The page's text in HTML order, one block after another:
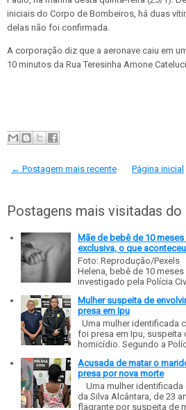
iniciais do Corpo de Bombeiros, há duas
delas não foi confirmada.
A corporação diz que a aeronave caiu em
10 minutos da Rua Teresinha Arnone
← Postagem mais recente Página inicial
Postagens mais visitadas do
Mãe de bebê de 10
exclusiva, o que
Foto: Reprodução/Pexels
Helena, bebê de 10
investigado pela Polícia
Mulher suspeita de
presa em Ipu
Uma mulher identificada
foi presa em Ipu, suspeita
homicídio. Segundo a
Acusada de matar o
presa por nova morte
Uma mulher identificada
da Silva Alcântara, de 23
flagrante por suspeita de